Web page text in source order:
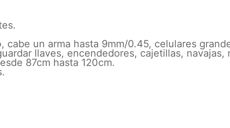
un arma hasta 9mm/0.45, celulares
llaves, encendedores, cajetillas, navajas,
87cm hasta 120cm.